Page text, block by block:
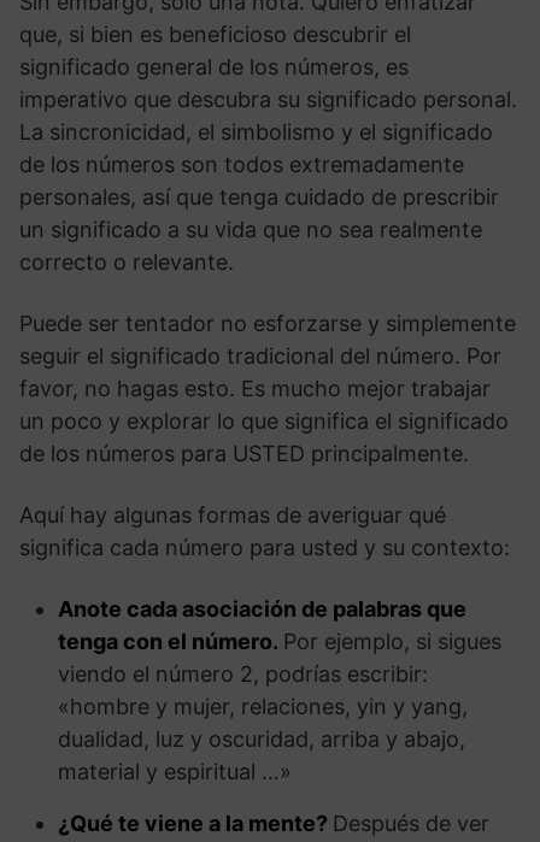
que, si bien es beneficioso descubrir el
significado general de los números, es
imperativo que descubra su significado personal.
La sincronicidad, el simbolismo y el significado
de los números son todos extremadamente
personales, así que tenga cuidado de prescribir
un significado a su vida que no sea realmente
correcto o relevante.
Puede ser tentador no esforzarse y simplemente
seguir el significado tradicional del número. Por
favor, no hagas esto. Es mucho mejor trabajar
un poco y explorar lo que significa el significado
de los números para USTED principalmente.
Aquí hay algunas formas de averiguar qué
significa cada número para usted y su contexto:
Anote cada asociación de palabras que
tenga con el número. Por ejemplo, si sigues
viendo el número 2, podrías escribir:
«hombre y mujer, relaciones, yin y yang,
dualidad, luz y oscuridad, arriba y abajo,
material y espiritual …»
¿Qué te viene a la mente? Después de ver